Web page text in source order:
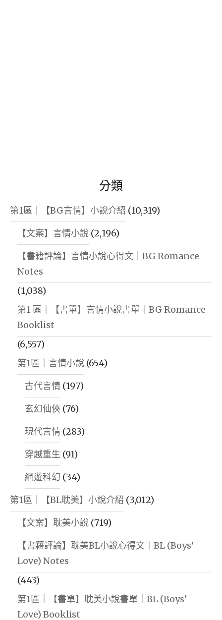
分類
第1區｜【BG言情】小說介紹 (10,319)
【文案】言情小說 (2,196)
【書籍評論】言情小說心得文｜BG Romance
Notes
(1,038)
第1 區｜【書單】言情小說書單｜BG Romance
Booklist
(6,557)
第1區｜言情小說 (654)
古代言情 (197)
玄幻仙俠 (76)
現代言情 (283)
穿越重生 (91)
網遊科幻 (34)
第1區｜【BL耽美】小說介紹 (3,012)
【文案】耽美小說 (719)
【書籍評論】耽美BL小說心得文｜BL (Boys'
Love) Notes
(443)
第1區｜【書單】耽美小說書單｜BL (Boys'
Love) Booklist